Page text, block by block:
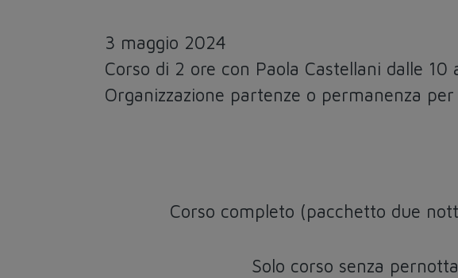
3 maggio 2024
Corso di 2 ore con Paola Castellani dalle
Organizzazione partenze o permanenza
Corso completo (pacchetto due
Solo corso senza